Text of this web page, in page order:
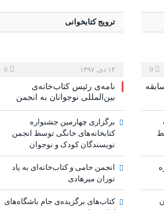
ترویج کتابخوانی
۱۴ دی, ۱۳۹۷
نامه‌ی رئیس کتاب‌خانه‌ی
بین‌المللی نوجوانان به انجمن
برگزاری چهارمین جشنواره
کتابخانه‌های خانگی توسط انجمن
نویسندگان کودک و نوجوان
انجمن حامی و کتاب‌خانه‌ای به یاد
توران میرهادی
کتاب‌های برگزیده‌ی جام باشگاه‌های